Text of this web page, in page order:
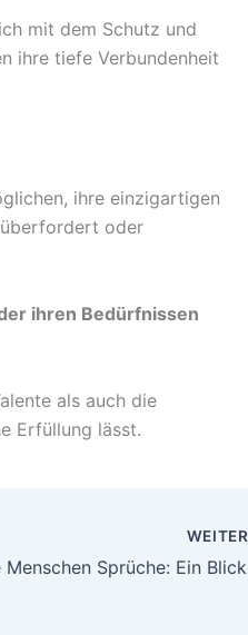
mit dem Schutz und
ihre tiefe Verbundenheit
ihre einzigartigen
oder
ihren Bedürfnissen
als auch die
Erfüllung lässt.
WEITER